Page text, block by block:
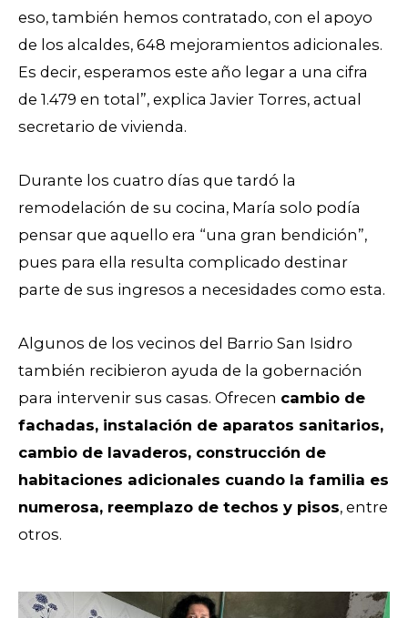
eso, también hemos contratado, con el apoyo
de los alcaldes, 648 mejoramientos adicionales.
Es decir, esperamos este año legar a una cifra
de 1.479 en total”, explica Javier Torres, actual
secretario de vivienda.
Durante los cuatro días que tardó la
remodelación de su cocina, María solo podía
pensar que aquello era “una gran bendición”,
pues para ella resulta complicado destinar
parte de sus ingresos a necesidades como esta.
Algunos de los vecinos del Barrio San Isidro
también recibieron ayuda de la gobernación
para intervenir sus casas. Ofrecen cambio de
fachadas, instalación de aparatos sanitarios,
cambio de lavaderos, construcción de
habitaciones adicionales cuando la familia es
numerosa, reemplazo de techos y pisos, entre
otros.